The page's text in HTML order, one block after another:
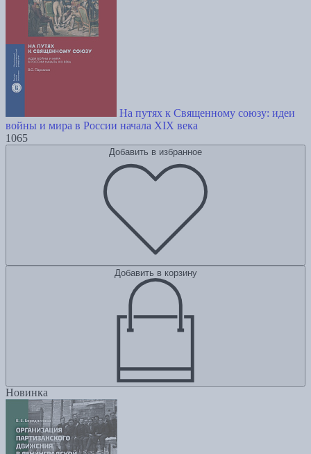
На путях к Священному союзу: идеи
войны и мира в России начала XIX века
1065
Добавить в избранное
Добавить в корзину
Новинка